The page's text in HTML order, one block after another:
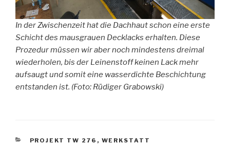
In der Zwischenzeit hat die Dachhaut schon eine erste
Schicht des mausgrauen Decklacks erhalten. Diese
Prozedur müssen wir aber noch mindestens dreimal
wiederholen, bis der Leinenstoff keinen Lack mehr
aufsaugt und somit eine wasserdichte Beschichtung
entstanden ist. (Foto: Rüdiger Grabowski)
KATEGORIEN
PROJEKT TW 276 , WERKSTATT